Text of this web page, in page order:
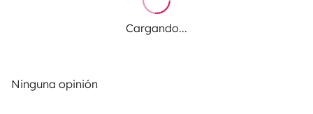
Cargando...
Ninguna opinión